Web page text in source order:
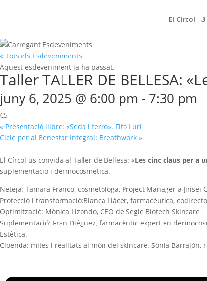
El Círcol
« Tots els Esdeveniments
Aquest esdeveniment ja ha passat.
Taller TALLER DE BELLESA:
juny 6, 2025 @ 6:00 pm - 7:30 pm
€5
« Presentació llibre: «Seda i ferro». Fito Luri
Cicle per al Benestar Integral: Breathwork »
El Círcol us convida al Taller de Bellesa: «Les cinc claus per a
suplementació i dermocosmètica.
Neteja: Tamara Franco, cosmetòloga, Project Manager a Jinsei
Protecció i transformació:Blanca Llàcer, farmacéutica,
Optimització: Mónica Lizondo, CEO de Segle Biotech Skincare
Suplementació: Fran Diéguez, farmacèutic expert en
Estètica.
Cloenda: mites i realitats al món del skincare. Sonia Barrajón,